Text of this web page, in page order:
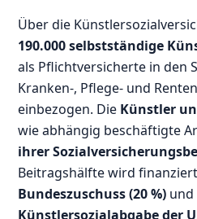
Über die
190.000 selbstständige
als Pflichtversicherte in den
Kranken-, Pflege- und
einbezogen. Die Künstler
wie abhängig beschäftigte
ihrer
Beitragshälfte wird
Bundeszuschuss (20 %)
Künstlersozialabgabe der